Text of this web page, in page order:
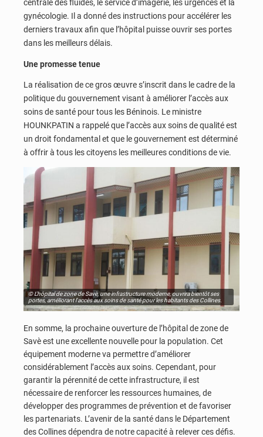
centrale des fluides, le service d’imagerie, les urgences et la
gynécologie. Il a donné des instructions pour accélérer les
derniers travaux afin que l’hôpital puisse ouvrir ses portes
dans les meilleurs délais.
Une promesse tenue
La réalisation de ce gros œuvre s’inscrit dans le cadre de la
politique du gouvernement visant à améliorer l’accès aux
soins de santé pour tous les Béninois. Le ministre
HOUNKPATIN a rappelé que l’accès aux soins de qualité est
un droit fondamental et que le gouvernement est déterminé
à offrir à tous les citoyens les meilleures conditions de vie.
© L'hôpital de zone de Savè, une infrastructure moderne, ouvrira bientôt ses
portes, améliorant l'accès aux soins de santé pour les habitants des Collines.
En somme, la prochaine ouverture de l’hôpital de zone de
Savè est une excellente nouvelle pour la population. Cet
équipement moderne va permettre d’améliorer
considérablement l’accès aux soins. Cependant, pour
garantir la pérennité de cette infrastructure, il est
nécessaire de renforcer les ressources humaines, de
développer des programmes de prévention et de favoriser
les partenariats. L’avenir de la santé dans le Département
des Collines dépendra de notre capacité à relever ces défis.